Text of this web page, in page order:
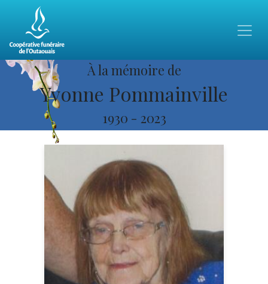
À la mémoire de
Yvonne Pommainville
1930 - 2023